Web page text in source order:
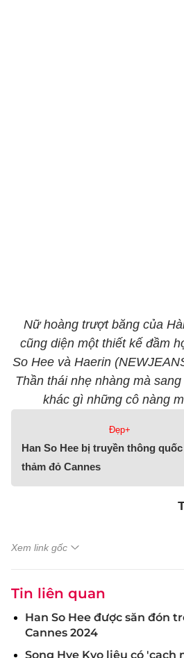
Nữ hoàng trượt băng của
cũng diện một thiết kế đầm
So Hee và Haerin
Thần thái nhẹ nhàng mà
khác gì những cô nàng
Đẹp+
Han So Hee bị truyền thông
thảm đỏ Cannes
Xem link gốc
Tin liên quan
Han So Hee được săn đón
Cannes 2024
Song Hye Kyo liệu có 'cạch